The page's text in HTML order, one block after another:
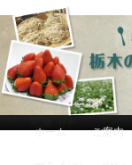
農政部職
もの食べ
メインコンテン
サブコンテンツ
ホーム ご案内